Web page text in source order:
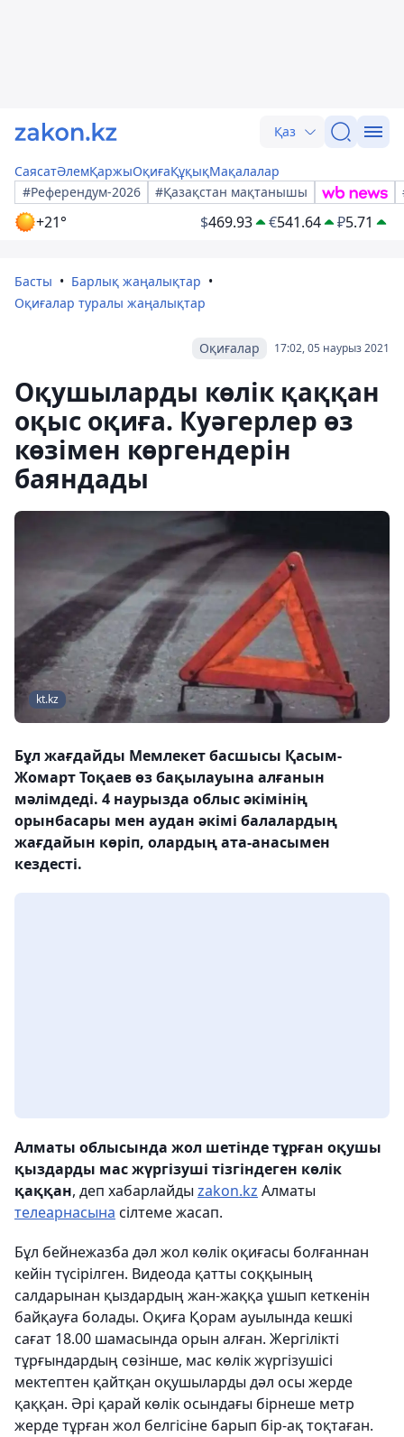
Қаз
СаясатӘлемҚаржыОқиғаҚұқықМақалалар
#Референдум-2026
#Қазақстан мақтанышы
+21° $469.93 €541.64 ₽5.71
Басты
Барлық жаңалықтар
Оқиғалар туралы жаңалықтар
17:02, 05 наурыз 2021
Оқиғалар
Оқушыларды көлік қаққан
оқыс оқиға. Куәгерлер өз
көзімен көргендерін
баяндады
kt.kz
Бұл жағдайды Мемлекет басшысы Қасым-
Жомарт Тоқаев өз бақылауына алғанын
мәлімдеді. 4 наурызда облыс әкімінің
орынбасары мен аудан әкімі балалардың
жағдайын көріп, олардың ата-анасымен
кездесті.
Алматы облысында жол шетінде тұрған оқушы
қыздарды мас жүргізуші тізгіндеген көлік
қаққан, деп хабарлайды zakon.kz Алматы
телеарнасына сілтеме жасап.
Бұл бейнежазба дәл жол көлік оқиғасы болғаннан
кейін түсірілген. Видеода қатты соққының
салдарынан қыздардың жан-жаққа ұшып кеткенін
байқауға болады. Оқиға Қорам ауылында кешкі
сағат 18.00 шамасында орын алған. Жергілікті
тұрғындардың сөзінше, мас көлік жүргізушісі
мектептен қайтқан оқушыларды дәл осы жерде
қаққан. Әрі қарай көлік осындағы бірнеше метр
жерде тұрған жол белгісіне барып бір-ақ тоқтаған.